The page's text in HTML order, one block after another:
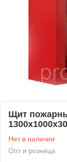
Щит
Нет в наличии
Опт и розница